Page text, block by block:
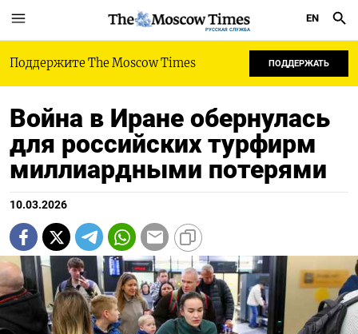
РУССКАЯ СЛУЖБА
EN
Поддержите The Moscow Times ПОДДЕРЖАТЬ
Война в Иране обернулась
для российских турфирм
миллиардными потерями
10.03.2026